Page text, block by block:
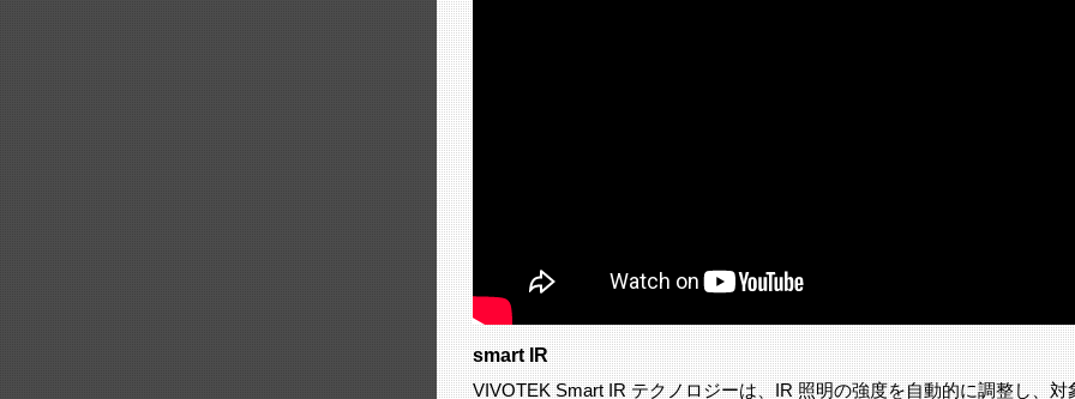
smart IR
VIVOTEK Smart IR テクノロジーは、IR 照明の強度を自動的に調整し、